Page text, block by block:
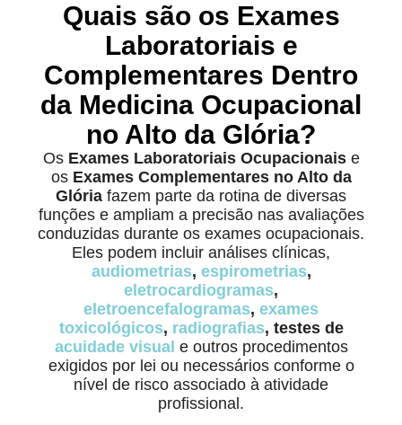
Quais são os Exames
Laboratoriais e
Complementares Dentro
da Medicina Ocupacional
no Alto da Glória?
Os Exames Laboratoriais Ocupacionaise
os Exames Complementares no Alto da
Glória fazem parte da rotina de diversas
funções e ampliam a precisão nas avaliações
conduzidas durante os exames ocupacionais.
Eles podem incluir análises clínicas,
audiometrias, espirometrias,
eletrocardiogramas,
eletroencefalogramas, exames
toxicológicos, radiografias, testes de
acuidade visual e outros procedimentos
exigidos por lei ou necessários conforme o
nível de risco associado à atividade
profissional.